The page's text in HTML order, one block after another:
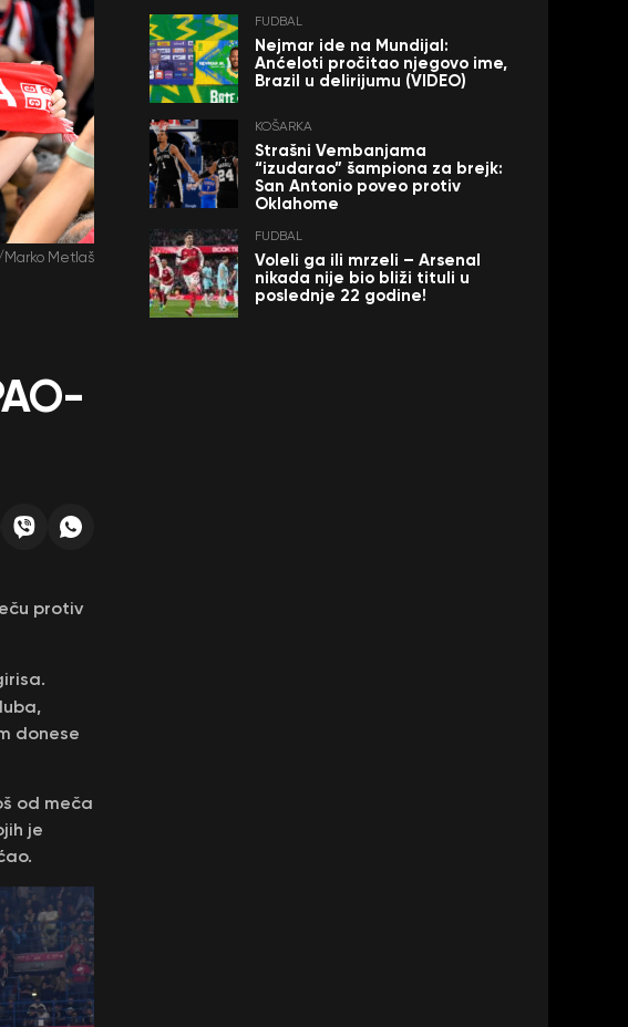
Marko Metlaš
protiv
donese
od meča
je
FUDBAL
Nejmar ide na Mundijal:
Anćeloti pročitao njegovo ime,
Brazil u delirijumu (VIDEO)
KOŠARKA
Strašni Vembanjama
“izudarao” šampiona za brejk:
San Antonio poveo protiv
Oklahome
FUDBAL
Voleli ga ili mrzeli – Arsenal
nikada nije bio bliži tituli u
poslednje 22 godine!